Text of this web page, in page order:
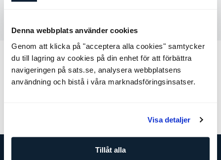
Denna webbplats använder cookies
Genom att klicka på "acceptera alla cookies" samtycker
du till lagring av cookies på din enhet för att förbättra
navigeringen på sats.se, analysera webbplatsens
användning och bistå i våra marknadsföringsinsatser.
Visa detaljer
Tillåt alla
Fler kategorier